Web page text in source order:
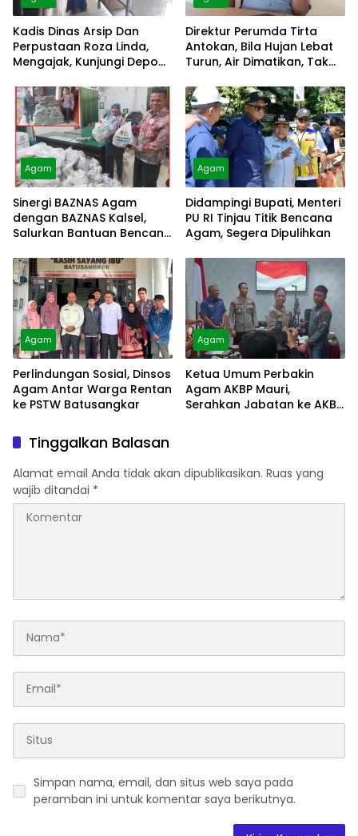
Kadis Dinas Arsip Dan
Perpustaan Roza Linda,
Mengajak, Kunjungi Depo
Direktur Perumda Tirta
Antokan, Bila Hujan Lebat
Turun, Air Dimatikan, Tak
Agam
Sinergi BAZNAS Agam
dengan BAZNAS Kalsel,
Salurkan Bantuan Bencana
Agam
Didampingi Bupati, Menteri
PU RI Tinjau Titik Bencana
Agam, Segera Dipulihkan
Agam
Perlindungan Sosial, Dinsos
Agam Antar Warga Rentan
ke PSTW Batusangkar
Agam
Ketua Umum Perbakin
Agam AKBP Mauri,
Serahkan Jabatan ke AKBP
Tinggalkan Balasan
Alamat email Anda tidak akan dipublikasikan. Ruas yang
wajib ditandai *
Simpan nama, email, dan situs web saya pada
peramban ini untuk komentar saya berikutnya.